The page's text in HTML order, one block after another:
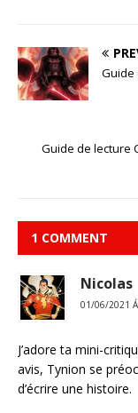
Guide
Guide de lecture
1 COMMENT
Nicolas
01/06/2021
J’adore ta mini-
avis, Tynion se
d’écrire une histoire.